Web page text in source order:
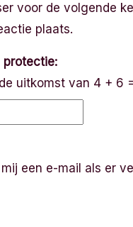
voor de volgende
plaats.
protectie:
uitkomst van 4 + 6
een e-mail als er